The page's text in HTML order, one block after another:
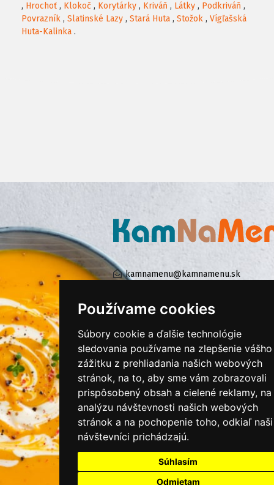
Používame cookies
Súbory cookie a ďalšie technológie
sledovania používame na zlepšenie vášho
zážitku z prehliadania našich webových
stránok, na to, aby sme vám zobrazovali
prispôsobený obsah a cielené reklamy, na
analýzu návštevnosti našich webových
stránok a na pochopenie toho, odkiaľ naši
návštevníci prichádzajú.
Súhlasím
Odmietam
, Hrochoť , Klokoč , Korytárky , Kriváň , Látky , Podkriváň ,
Povrazník , Slatinské Lazy , Stará Huta , Stožok , Vígľašská
Huta-Kalinka .
kamnamenu@kamnamenu.sk
KONTAKTUJTE NÁS
PRIHLÁSIŤ SA DO ZÁKAZNÍCKEJ ZÓNY
Všeobecné obchodné podmienky
Ochrana osobných údajov
Cookies
Moje KamNaMenu